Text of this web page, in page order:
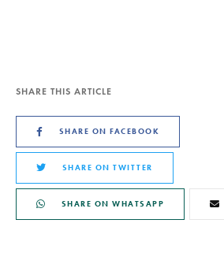
SHARE THIS ARTICLE
SHARE ON FACEBOOK
SHARE ON TWITTER
SHARE ON WHATSAPP